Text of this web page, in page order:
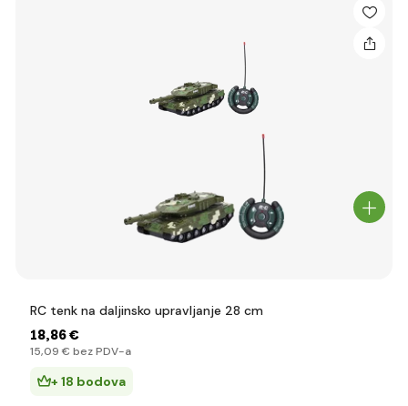
RC tenk na daljinsko upravljanje 28 cm
18,86 €
15,09 € bez PDV-a
+ 18 bodova